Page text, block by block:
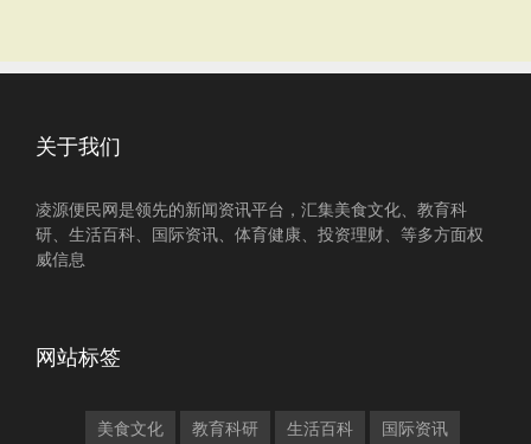
关于我们
凌源便民网是领先的新闻资讯平台，汇集美食文化、教育科
研、生活百科、国际资讯、体育健康、投资理财、等多方面权
威信息
网站标签
美食文化 教育科研 生活百科 国际资讯